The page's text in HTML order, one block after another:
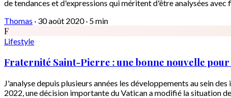
de tendances et d'expressions qui méritent d'être analysées avec
Thomas · 30 août 2020 · 5 min
F
Lifestyle
Fraternité Saint-Pierre : une bonne nouvelle
J'analyse depuis plusieurs années les développements au sein
2022, une décision importante du Vatican a modifié la situation